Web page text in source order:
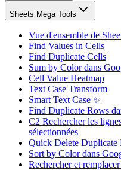
Sheets Mega Tools
Vue d'ensemble de
Find Values in Cells
Find Duplicate Cells
Sum by Color dans
Cell Value Heatmap
Text Case Transform
Smart Text Case ✨
Find Duplicate Rows
C2 Rechercher les
sélectionnées
Quick Delete Duplicate
Sort by Color dans
Rechercher et